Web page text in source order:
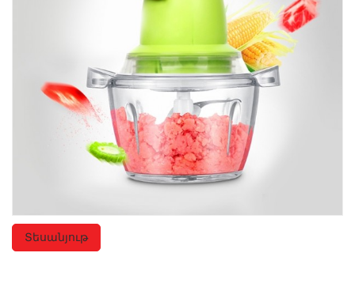
Երեխաների Համար
Լավագույն Վաճառք
Տեսանյութ